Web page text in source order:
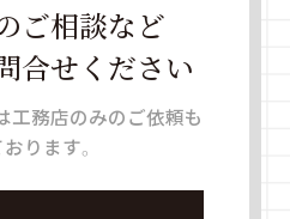
ご相談など
合せください
工務店のみのご依頼も
ります。